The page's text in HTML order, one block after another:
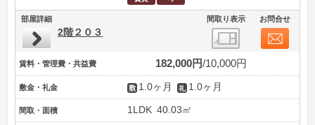
部屋詳細 間取り表示 お問合せ
2階２０３
賃料・管理費・共益費 182,000円 10,000円
敷金・礼金 1.0ヶ月 1.0ヶ月
間取・面積 1LDK 40.03㎡